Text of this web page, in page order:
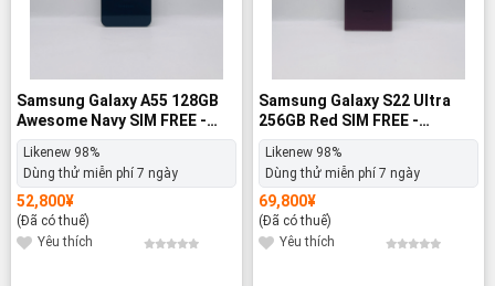
Samsung Galaxy A55 128GB
Awesome Navy SIM FREE -
Likenew 98%
Likenew 98%
Dùng thử miễn phí 7 ngày
52,800¥
(Đã có thuế)
Yêu thích
Samsung Galaxy S22 Ultra
256GB Red SIM FREE -
Likenew 98%
Likenew 98%
Dùng thử miễn phí 7 ngày
69,800¥
(Đã có thuế)
Yêu thích